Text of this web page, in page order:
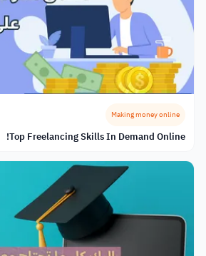
Making money online
Top Freelancing Skills In Demand Online!